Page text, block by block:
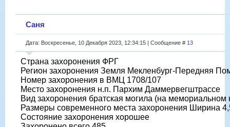
Саня
Дата: Воскресенье, 10 Декабря 2023, 12:34:15 | Сообщение # 13
Страна захоронения ФРГ
Регион захоронения Земля Мекленбург-Передняя
Номер захоронения в ВМЦ 1708/107
Место захоронения н.п. Пархим Даммервегштрассе
Вид захоронения братская могила (на мемориальном
Размеры современного места захоронения Ширина
Состояние захоронения хорошее